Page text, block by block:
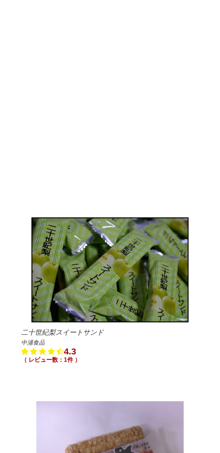
二十世紀梨スイートサンド
中浦食品
4.3
（ レビュー数：1件 ）